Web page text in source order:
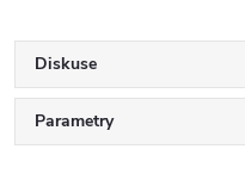
Diskuse
Parametry